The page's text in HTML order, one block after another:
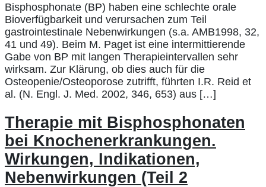
Bisphosphonate (BP) haben eine schlechte orale
Bioverfügbarkeit und verursachen zum Teil
gastrointestinale Nebenwirkungen (s.a. AMB1998, 32,
41 und 49). Beim M. Paget ist eine intermittierende
Gabe von BP mit langen Therapieintervallen sehr
wirksam. Zur Klärung, ob dies auch für die
Osteopenie/Osteoporose zutrifft, führten I.R. Reid et
al. (N. Engl. J. Med. 2002, 346, 653) aus […]
Therapie mit Bisphosphonaten
bei Knochenerkrankungen.
Wirkungen, Indikationen,
Nebenwirkungen (Teil 2